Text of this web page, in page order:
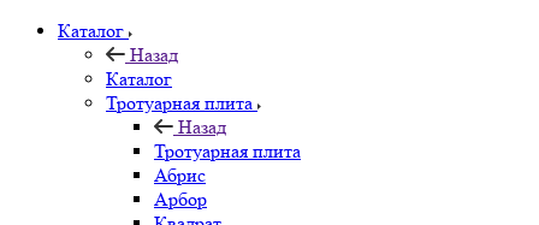
Каталог
Назад
Каталог
Тротуарная плита
Назад
Тротуарная плита
Абрис
Арбор